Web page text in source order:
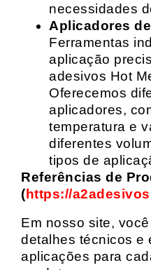
necessidades
Aplicadores
Ferramentas
aplicação
adesivos Hot
Oferecemos
aplicadores,
temperatura e
diferentes
tipos de
Referências de
(https://
Em nosso site,
detalhes técnicos e
aplicações para